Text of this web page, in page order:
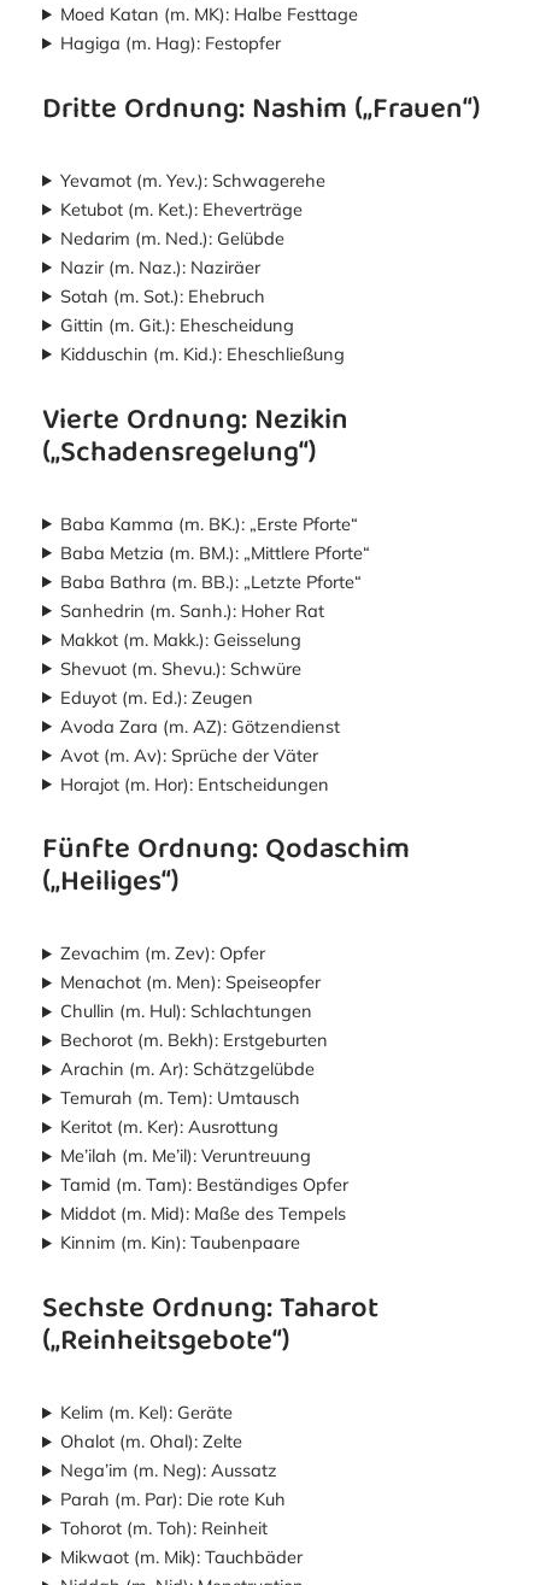
Moed Katan (m. MK): Halbe Festtage
Hagiga (m. Hag): Festopfer
Dritte Ordnung: Nashim („Frauen“)
Yevamot (m. Yev.): Schwagerehe
Ketubot (m. Ket.): Eheverträge
Nedarim (m. Ned.): Gelübde
Nazir (m. Naz.): Naziräer
Sotah (m. Sot.): Ehebruch
Gittin (m. Git.): Ehescheidung
Kidduschin (m. Kid.): Eheschließung
Vierte Ordnung: Nezikin
(„Schadensregelung“)
Baba Kamma (m. BK.): „Erste Pforte“
Baba Metzia (m. BM.): „Mittlere Pforte“
Baba Bathra (m. BB.): „Letzte Pforte“
Sanhedrin (m. Sanh.): Hoher Rat
Makkot (m. Makk.): Geisselung
Shevuot (m. Shevu.): Schwüre
Eduyot (m. Ed.): Zeugen
Avoda Zara (m. AZ): Götzendienst
Avot (m. Av): Sprüche der Väter
Horajot (m. Hor): Entscheidungen
Fünfte Ordnung: Qodaschim
(„Heiliges“)
Zevachim (m. Zev): Opfer
Menachot (m. Men): Speiseopfer
Chullin (m. Hul): Schlachtungen
Bechorot (m. Bekh): Erstgeburten
Arachin (m. Ar): Schätzgelübde
Temurah (m. Tem): Umtausch
Keritot (m. Ker): Ausrottung
Me’ilah (m. Me’il): Veruntreuung
Tamid (m. Tam): Beständiges Opfer
Middot (m. Mid): Maße des Tempels
Kinnim (m. Kin): Taubenpaare
Sechste Ordnung: Taharot
(„Reinheitsgebote“)
Kelim (m. Kel): Geräte
Ohalot (m. Ohal): Zelte
Nega’im (m. Neg): Aussatz
Parah (m. Par): Die rote Kuh
Tohorot (m. Toh): Reinheit
Mikwaot (m. Mik): Tauchbäder